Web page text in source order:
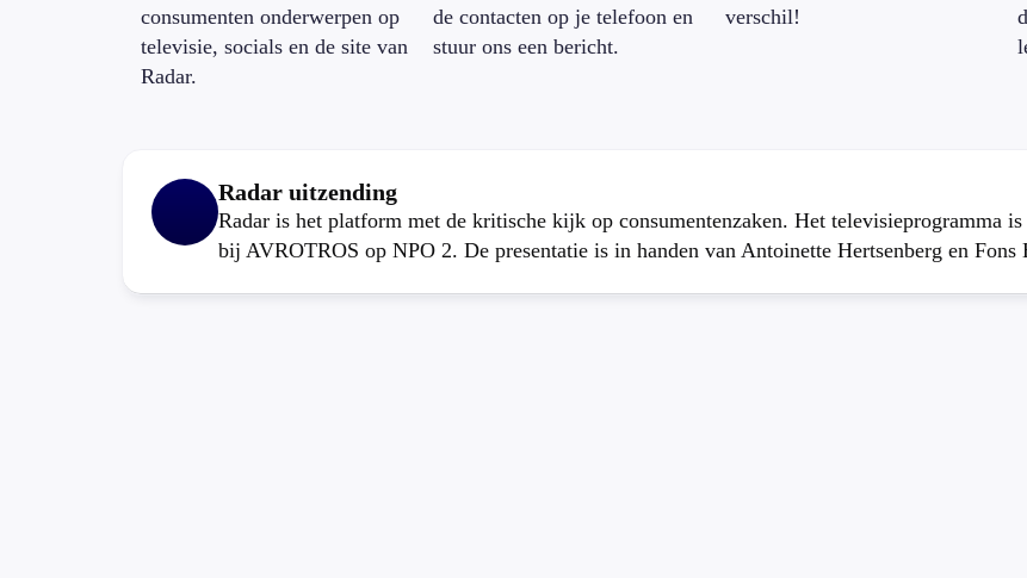
consumenten onderwerpen op
televisie, socials en de site van
Radar.
de contacten op je telefoon en
stuur ons een bericht.
verschil!
Radar uitzending
Radar is het platform met de kritische kijk op consumentenzaken. Het televisieprogramma is
bij AVROTROS op NPO 2. De presentatie is in handen van Antoinette Hertsenberg en Fons